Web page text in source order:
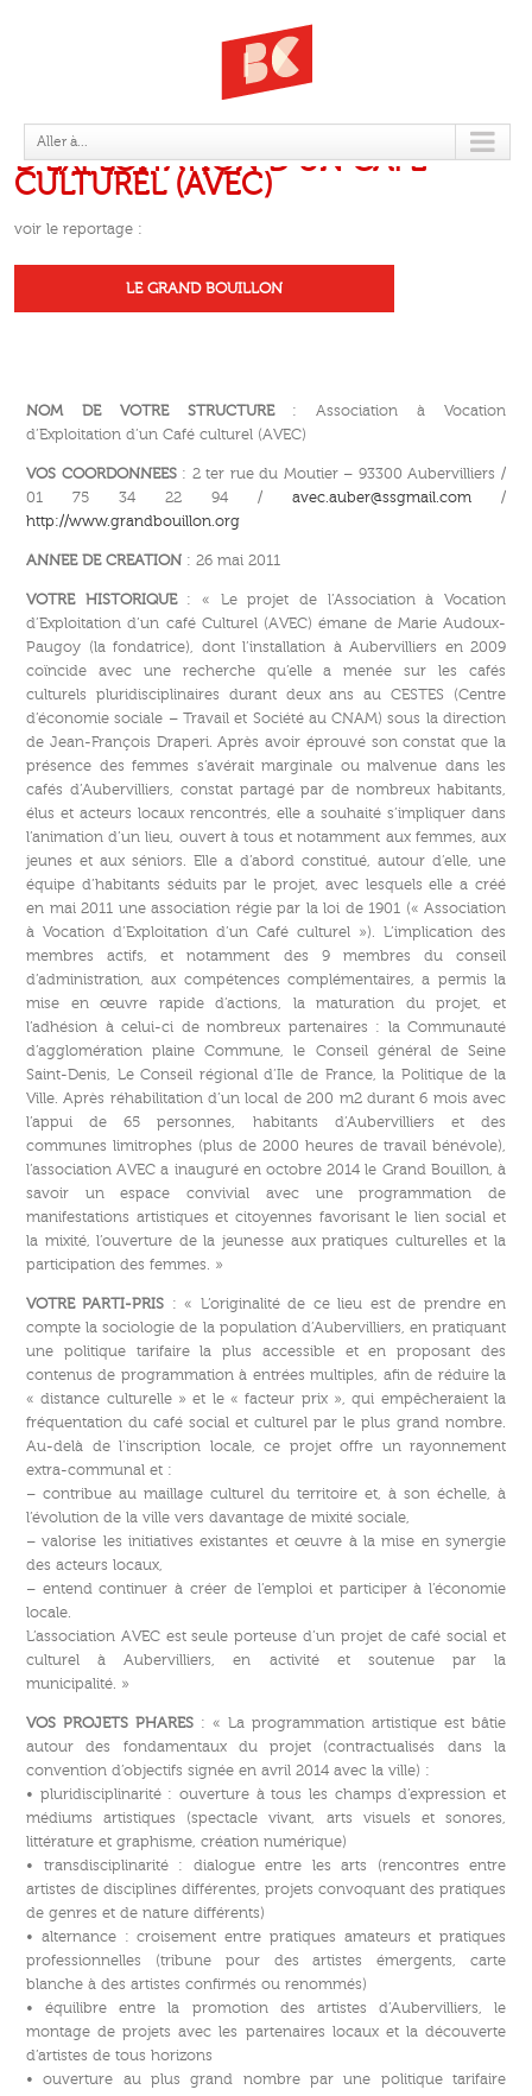
Aller à...
ASSOCIATION À VOCATION
D’EXPLOITATION D’UN CAFÉ
CULTUREL (AVEC)
voir le reportage :
LE GRAND BOUILLON
NOM DE VOTRE STRUCTURE: Association à Vocation
d’Exploitation d’un Café culturel (AVEC)
VOS COORDONNEES: 2 ter rue du Moutier – 93300 Aubervilliers /
01 75 34 22 94 / avec.auber@ssgmail.com /
http://www.grandbouillon.org
ANNEE DE CREATION : 26 mai 2011
VOTRE HISTORIQUE: « Le projet de l’Association à Vocation
d’Exploitation d’un café Culturel (AVEC) émane de Marie Audoux-
Paugoy (la fondatrice), dont l’installation à Aubervilliers en 2009
coïncide avec une recherche qu’elle a menée sur les cafés
culturels pluridisciplinaires durant deux ans au CESTES (Centre
d’économie sociale – Travail et Société au CNAM) sous la direction
de Jean-François Draperi. Après avoir éprouvé son constat que la
présence des femmes s’avérait marginale ou malvenue dans les
cafés d’Aubervilliers, constat partagé par de nombreux habitants,
élus et acteurs locaux rencontrés, elle a souhaité s’impliquer dans
l’animation d’un lieu, ouvert à tous et notamment aux femmes, aux
jeunes et aux séniors. Elle a d’abord constitué, autour d’elle, une
équipe d’habitants séduits par le projet, avec lesquels elle a créé
en mai 2011 une association régie par la loi de 1901 (« Association
à Vocation d’Exploitation d’un Café culturel »). L’implication des
membres actifs, et notamment des 9 membres du conseil
d’administration, aux compétences complémentaires, a permis la
mise en œuvre rapide d’actions, la maturation du projet, et
l’adhésion à celui-ci de nombreux partenaires : la Communauté
d’agglomération plaine Commune, le Conseil général de Seine
Saint-Denis, Le Conseil régional d’Ile de France, la Politique de la
Ville. Après réhabilitation d’un local de 200 m2 durant 6 mois avec
l’appui de 65 personnes, habitants d’Aubervilliers et des
communes limitrophes (plus de 2000 heures de travail bénévole),
l’association AVEC a inauguré en octobre 2014 le Grand Bouillon, à
savoir un espace convivial avec une programmation de
manifestations artistiques et citoyennes favorisant le lien social et
la mixité, l’ouverture de la jeunesse aux pratiques culturelles et la
participation des femmes. »
VOTRE PARTI-PRIS : « L’originalité de ce lieu est de prendre en
compte la sociologie de la population d’Aubervilliers, en pratiquant
une politique tarifaire la plus accessible et en proposant des
contenus de programmation à entrées multiples, afin de réduire la
« distance culturelle » et le « facteur prix », qui empêcheraient la
fréquentation du café social et culturel par le plus grand nombre.
Au-delà de l’inscription locale, ce projet offre un rayonnement
extra-communal et :
– contribue au maillage culturel du territoire et, à son échelle, à
l’évolution de la ville vers davantage de mixité sociale,
– valorise les initiatives existantes et œuvre à la mise en synergie
des acteurs locaux,
– entend continuer à créer de l’emploi et participer à l’économie
locale.
L’association AVEC est seule porteuse d’un projet de café social et
culturel à Aubervilliers, en activité et soutenue par la
municipalité. »
VOS PROJETS PHARES : « La programmation artistique est bâtie
autour des fondamentaux du projet (contractualisés dans la
convention d’objectifs signée en avril 2014 avec la ville) :
• pluridisciplinarité : ouverture à tous les champs d’expression et
médiums artistiques (spectacle vivant, arts visuels et sonores,
littérature et graphisme, création numérique)
• transdisciplinarité : dialogue entre les arts (rencontres entre
artistes de disciplines différentes, projets convoquant des pratiques
de genres et de nature différents)
• alternance : croisement entre pratiques amateurs et pratiques
professionnelles (tribune pour des artistes émergents, carte
blanche à des artistes confirmés ou renommés)
• équilibre entre la promotion des artistes d’Aubervilliers, le
montage de projets avec les partenaires locaux et la découverte
d’artistes de tous horizons
• ouverture au plus grand nombre par une politique tarifaire